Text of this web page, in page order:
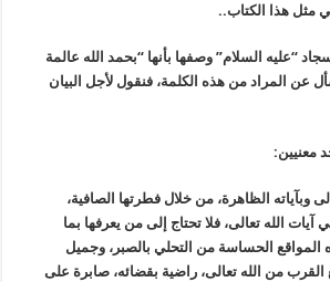
مثل هذا الكتاب..
“عليه السلام” وصفها بأنها “بحمد الله عالمة
عن المراد من هذه الكلمة، فنقول لأجل البيان
معنيين:
وبآياته الظاهرة، من خلال فطرتها الصافية،
آيات الله تعالى، فلا تحتاج إلى من يعرفها بما
الحساسة من التحلي بالصبر، وجميل
القرب من الله تعالى، راضية بقضائه، صابرة على